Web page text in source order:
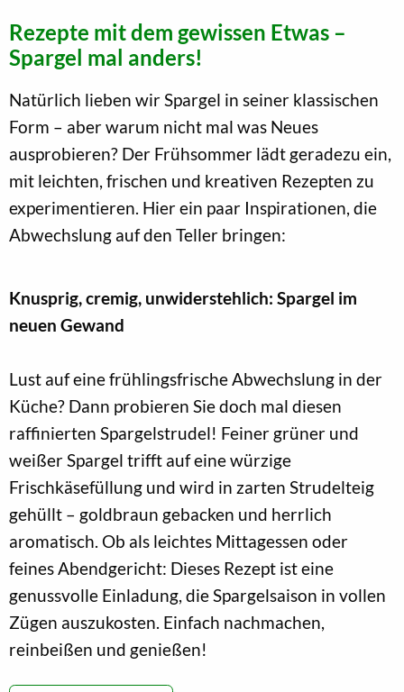
Rezepte mit dem gewissen Etwas –
Spargel mal anders!
Natürlich lieben wir Spargel in seiner klassischen
Form – aber warum nicht mal was Neues
ausprobieren? Der Frühsommer lädt geradezu ein,
mit leichten, frischen und kreativen Rezepten zu
experimentieren. Hier ein paar Inspirationen, die
Abwechslung auf den Teller bringen:
Knusprig, cremig, unwiderstehlich: Spargel im
neuen Gewand
Lust auf eine frühlingsfrische Abwechslung in der
Küche? Dann probieren Sie doch mal diesen
raffinierten Spargelstrudel! Feiner grüner und
weißer Spargel trifft auf eine würzige
Frischkäsefüllung und wird in zarten Strudelteig
gehüllt – goldbraun gebacken und herrlich
aromatisch. Ob als leichtes Mittagessen oder
feines Abendgericht: Dieses Rezept ist eine
genussvolle Einladung, die Spargelsaison in vollen
Zügen auszukosten. Einfach nachmachen,
reinbeißen und genießen!